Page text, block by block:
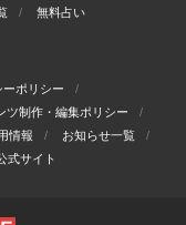
無料占い
ーポリシー
ツ制作・編集ポリシー
情報
お知らせ一覧
式サイト